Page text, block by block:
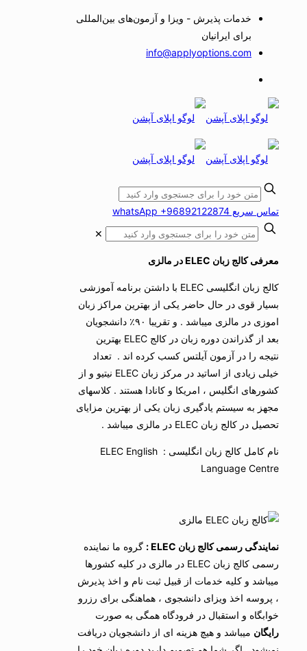
خدمات پذیرش - ویزا و آزمون‌های بین‌المللی
برای ایرانیان
info@applyoptions.com
تماس سریع whatsApp +96892122874
✕
معرفی کالج زبان ELEC در مالزی
کالج زبان انگلیسی ELEC با داشتن برنامه آموزشی
بسیار قوی در حال حاضر یکی از بهترین مراکز زبان
اموزی در مالزی میباشد . و تقریبا ۹۰٪ دانشجویان
بعد از گذراندن دوره زبان در کالج ELEC بهترین
نتیجه را در آزمون آیلتس کسب کرده اند . تعداد
خیلی زیادی از اساتید در مرکز زبان ELEC نیتیو و از
کشورهای انگلیس ، امریکا و کانادا هستند . کلاسهای
مجهز به سیستم یادگیری زبان یکی از بهترین مزایای
تحصیل در کالج زبان ELEC در مالزی میباشد .
نام کامل کالج زبان انگلیسی : ELEC English
Language Centre
نمایندگی رسمی کالج زبان ELEC :
گروه ما نماینده
رسمی کالج زبان ELEC در مالزی در کلیه کشورها
میباشد و کلیه خدمات از قبیل ثبت نام و اخذ پذیرش
، پروسه اخذ ویزای دانشجوی ، هماهنگی برای رزرو
خوابگاه و استقبال در فرودگاه همگی به صورت
رایگان میباشد و هیچ هزینه ای از دانشجویان دریافت